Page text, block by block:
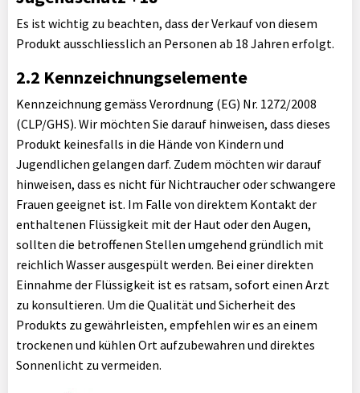
Es ist wichtig zu beachten, dass der Verkauf von diesem
Produkt ausschliesslich an Personen ab 18 Jahren erfolgt.
2.2 Kennzeichnungselemente
Kennzeichnung gemäss Verordnung (EG) Nr. 1272/2008
(CLP/GHS). Wir möchten Sie darauf hinweisen, dass dieses
Produkt keinesfalls in die Hände von Kindern und
Jugendlichen gelangen darf. Zudem möchten wir darauf
hinweisen, dass es nicht für Nichtraucher oder schwangere
Frauen geeignet ist. Im Falle von direktem Kontakt der
enthaltenen Flüssigkeit mit der Haut oder den Augen,
sollten die betroffenen Stellen umgehend gründlich mit
reichlich Wasser ausgespült werden. Bei einer direkten
Einnahme der Flüssigkeit ist es ratsam, sofort einen Arzt
zu konsultieren. Um die Qualität und Sicherheit des
Produkts zu gewährleisten, empfehlen wir es an einem
trockenen und kühlen Ort aufzubewahren und direktes
Sonnenlicht zu vermeiden.